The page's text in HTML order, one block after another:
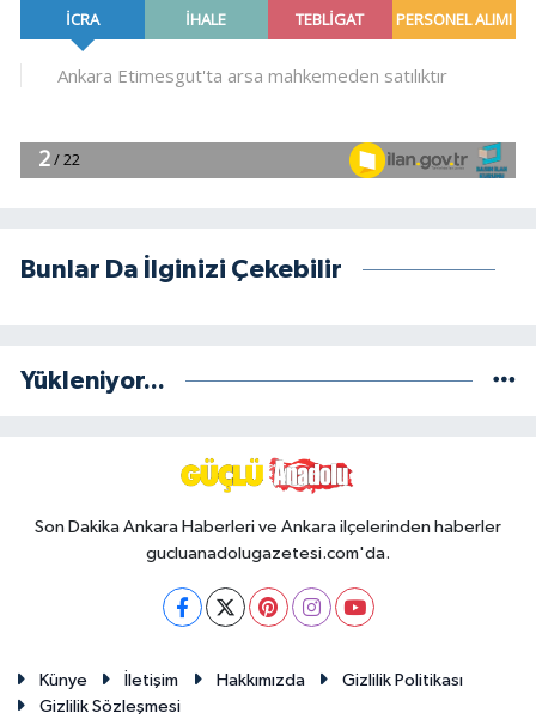
Bunlar Da İlginizi Çekebilir
Yükleniyor...
Son Dakika Ankara Haberleri ve Ankara ilçelerinden haberler
gucluanadolugazetesi.com'da.
Künye İletişim Hakkımızda
Gizlilik Politikası
Gizlilik Sözleşmesi